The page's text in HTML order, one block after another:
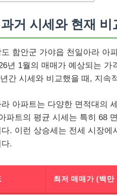
과거 시세와 현재 비
함안군 가야읍 천일아라 아
년 1월의 매매가 예상되는
간 시세와 비교했을 때, 지속
라 아파트는 다양한 면적대의
파트의 평균 시세는 특히 68
. 이런 상승세는 전세 시장
.
최저 매매가 (백만